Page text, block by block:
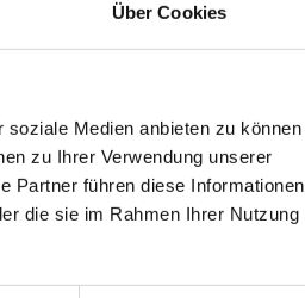
Über Cookies
Medien anbieten zu können
zu Ihrer Verwendung unserer
Partner führen diese Informationen
die sie im Rahmen Ihrer Nutzung